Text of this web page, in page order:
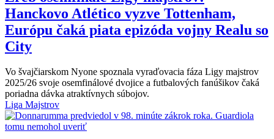
Hanckovo Atlético vyzve Tottenham,
Európu čaká piata epizóda vojny Realu so
City
Vo švajčiarskom Nyone spoznala vyraďovacia fáza Ligy majstrov
2025/26 svoje osemfinálové dvojice a futbalových fanúšikov čaká
poriadna dávka atraktívnych súbojov.
Liga Majstrov